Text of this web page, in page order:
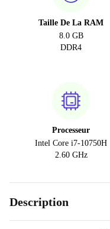
Taille De La RAM
8.0 GB
DDR4
Processeur
Intel Core i7-10750H
2.60 GHz
Description